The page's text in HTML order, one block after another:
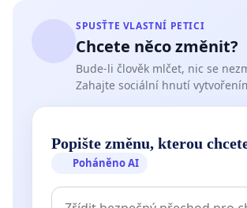
SPUSŤTE VLASTNÍ PETICI
Chcete něco změnit?
Bude-li člověk mlčet, nic se
Zahajte sociální hnutí
Popište změnu, kterou
Poháněno AI